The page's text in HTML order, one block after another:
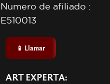
Numero de afiliado :
E510013
📱 Llamar
ART EXPERTA: